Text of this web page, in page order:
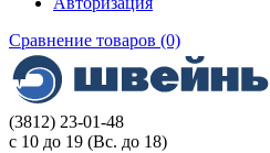
Сравнение товаров (0)
(3812) 23-01-48
с 10 до 19 (Вс. до 18)